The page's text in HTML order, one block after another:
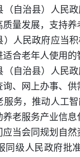
（自治县）人民
量发展，支持
）人民政府应当
合老年人使用
（自治县）人民
、网上办事、
服务，推动人工
老服务产业信
应当会同规划自
同级人民政府批